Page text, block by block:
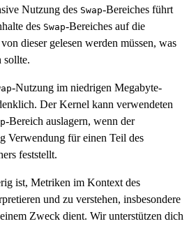
Nutzung des Swap-Bereiches führt
des Swap-Bereiches auf die
dieser gelesen werden müssen, was
sollte.
-Nutzung im niedrigen Megabyte-
Der Kernel kann verwendeten
-Bereich auslagern, wenn der
Verwendung für einen Teil des
feststellt.
ist, Metriken im Kontext des
und zu verstehen, insbesondere
Zweck dient. Wir unterstützen dich